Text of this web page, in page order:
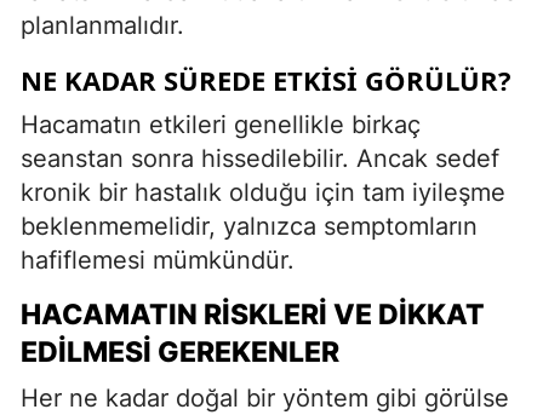
planlanmalıdır.
NE KADAR SÜREDE ETKISI GÖRÜLÜR?
Hacamatın etkileri genellikle birkaç
seanstan sonra hissedilebilir. Ancak sedef
kronik bir hastalık olduğu için tam iyileşme
beklenmemelidir, yalnızca semptomların
hafiflemesi mümkündür.
HACAMATIN RISKLERI VE DIKKAT
EDILMESI GEREKENLER
Her ne kadar doğal bir yöntem gibi görülse